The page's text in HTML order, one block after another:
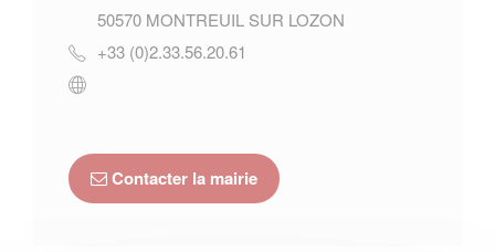
50570 MONTREUIL SUR LOZON
+33 (0)2.33.56.20.61
Contacter la mairie